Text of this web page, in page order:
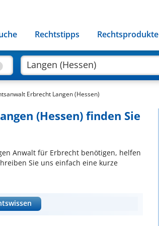
Rechtstipps Rechtsprodukte
Erbrecht Langen (Hessen)
(Hessen) finden Sie
Anwalt für Erbrecht benötigen, helfen
Sie uns einfach eine kurze